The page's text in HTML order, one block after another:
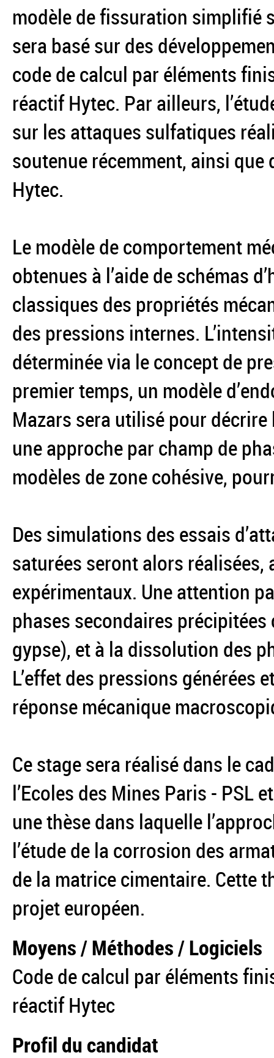
modèle de fissuration simplifié
sera basé sur des
code de calcul par éléments
réactif Hytec. Par ailleurs,
sur les attaques sulfatiques
soutenue récemment, ainsi que
Hytec.
Le modèle de comportement
obtenues à l’aide de schémas
classiques des propriétés
des pressions internes.
déterminée via le concept de
premier temps, un modèle
Mazars sera utilisé pour
une approche par champ de
modèles de zone cohésive,
Des simulations des essais
saturées seront alors
expérimentaux. Une attention
phases secondaires
gypse), et à la dissolution des
L’effet des pressions
réponse mécanique
Ce stage sera réalisé dans le
l’Ecoles des Mines Paris - PSL
une thèse dans laquelle
l’étude de la corrosion des
de la matrice cimentaire. Cette
projet européen.
Moyens / Méthodes / Logiciels
Code de calcul par éléments
réactif Hytec
Profil du candidat